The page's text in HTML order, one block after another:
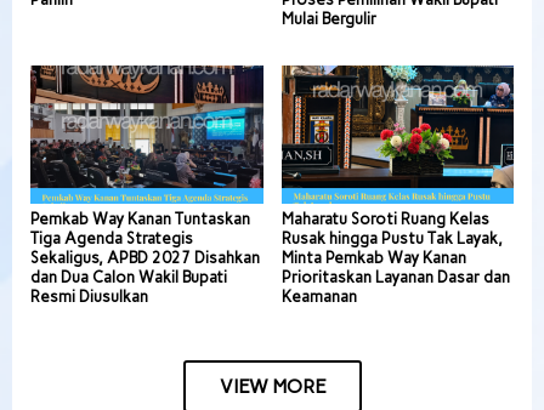
Mulai Bergulir
Pemkab Way Kanan Tuntaskan
Tiga Agenda Strategis
Sekaligus, APBD 2027 Disahkan
dan Dua Calon Wakil Bupati
Resmi Diusulkan
Maharatu Soroti Ruang Kelas
Rusak hingga Pustu Tak Layak,
Minta Pemkab Way Kanan
Prioritaskan Layanan Dasar dan
Keamanan
VIEW MORE